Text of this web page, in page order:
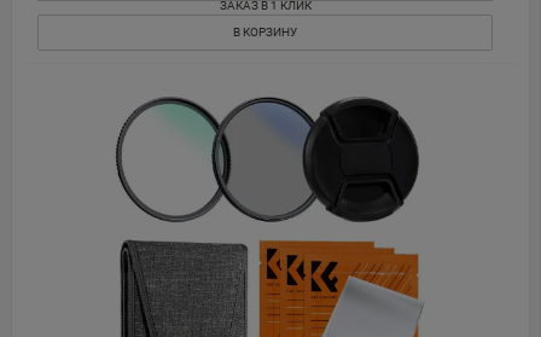
ЗАКАЗ В 1 КЛИК
В КОРЗИНУ